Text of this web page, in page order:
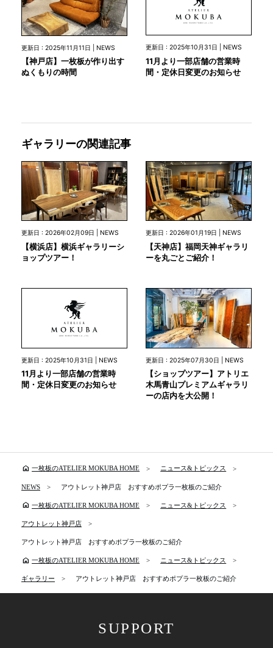
更新日 : 2025年11月11日 | NEWS
【神戸店】一枚板が作り出す
ぬくもりの時間
更新日 : 2025年10月31日 | NEWS
11月より一部店舗の営業時
間・定休日変更のお知らせ
ギャラリーの関連記事
更新日 : 2026年02月09日 | NEWS
【横浜店】横浜ギャラリーシ
ョップツアー！
更新日 : 2026年01月19日 | NEWS
【天神店】福岡天神ギャラリ
ーを丸ごとご紹介！
更新日 : 2025年10月31日 | NEWS
11月より一部店舗の営業時
間・定休日変更のお知らせ
更新日 : 2025年07月30日 | NEWS
【ショップツアー】アトリエ
木馬青山プレミアムギャラリ
ーの店内を大公開！
home 一枚板のATELIER MOKUBA HOME ニュース&トピックス
NEWS アウトレット神戸店 おすすめポプラ一枚板のご紹介
home 一枚板のATELIER MOKUBA HOME ニュース&トピックス
アウトレット神戸店
アウトレット神戸店 おすすめポプラ一枚板のご紹介
home 一枚板のATELIER MOKUBA HOME ニュース&トピックス
ギャラリー アウトレット神戸店 おすすめポプラ一枚板のご紹介
SUPPORT